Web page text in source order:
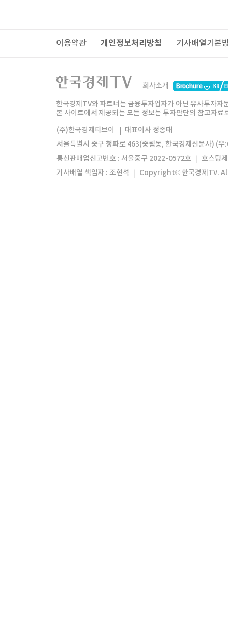
이용약관 개인정보처리방침 기사배열기본
패밀리사이트
한국경제TV
한경미디어그룹 한국경제신문 한국경제
모바일앱 한국경제TV앱
회사소개
한국경제TV와 파트너는 금융투자업자가 아닌 유사투자
본 사이트에서 제공되는 모든 정보는 투자판단의 참고자
(주)한국경제티브이
대표이사 정종태
서울특별시 중구 청파로 463(중림동, 한국경제신문사) (
통신판매업신고번호 : 서울중구 2022-0572호
호스팅
기사배열 책임자 : 조현석
Copyright© 한국경제TV.